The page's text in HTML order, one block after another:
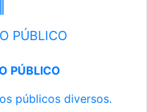
PÚBLICO
PÚBLICO
públicos diversos.